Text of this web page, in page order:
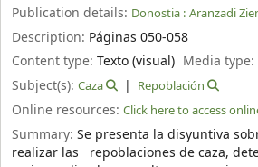
Publication details: Donostia : Aranzadi
Description: Páginas 050-058
Content type: Texto (visual) Media type:
Subject(s): Caza Repoblación
Online resources: Click here to access
Summary: Se presenta la disyuntiva
realizar las repoblaciones de caza,